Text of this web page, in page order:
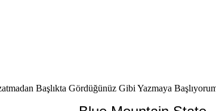
Başlıkta Gördüğünüz Gibi Yazmaya